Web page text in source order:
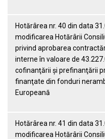
Hotărârea nr. 40 din data
modificarea Hotărârii
privind aprobarea
interne în valoare de
cofinanţării şi prefinanţării
finanţate din fonduri
Europeană
Hotărârea nr. 41 din data
modificarea Hotărârii